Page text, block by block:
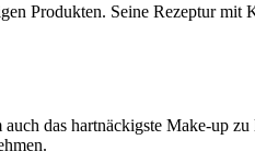
Produkten. Seine Rezeptur
das hartnäckigste Make-up zu